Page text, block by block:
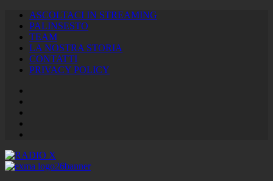
ASCOLTACI IN STREAMING
PALINSESTO
TEAM
LA NOSTRA STORIA
CONTATTI
PRIVACY POLICY